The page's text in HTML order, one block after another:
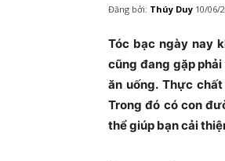
Đăng bởi: Thúy Duy 10/06/
Tóc bạc ngày nay
cũng đang gặp
ăn uống. Thực
Trong đó có con
thể giúp bạn cải